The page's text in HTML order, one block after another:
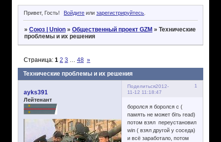
Привет, Гость! Войдите илизарегистрируйтесь
» Союз | Union » Общественный проект GZM » Технические
проблемы и их решения
Технические проблемы и их решения
Страница: 1 2 3 48 »
Поделиться 1
2012-
11-12 11:18:47
ayks391
Лейтенант
боролся я боролся с (
память не может біть read)
потом взял переустановил
win ( взял другой у соседа)
и всё заработало, потом